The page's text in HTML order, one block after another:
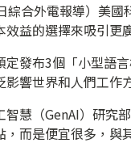
綜合外電報導）美
益的選擇來吸引更
定發布3個「小型語
響世界和人們工作
智慧（GenAI）研究
，而是便宜很多，與